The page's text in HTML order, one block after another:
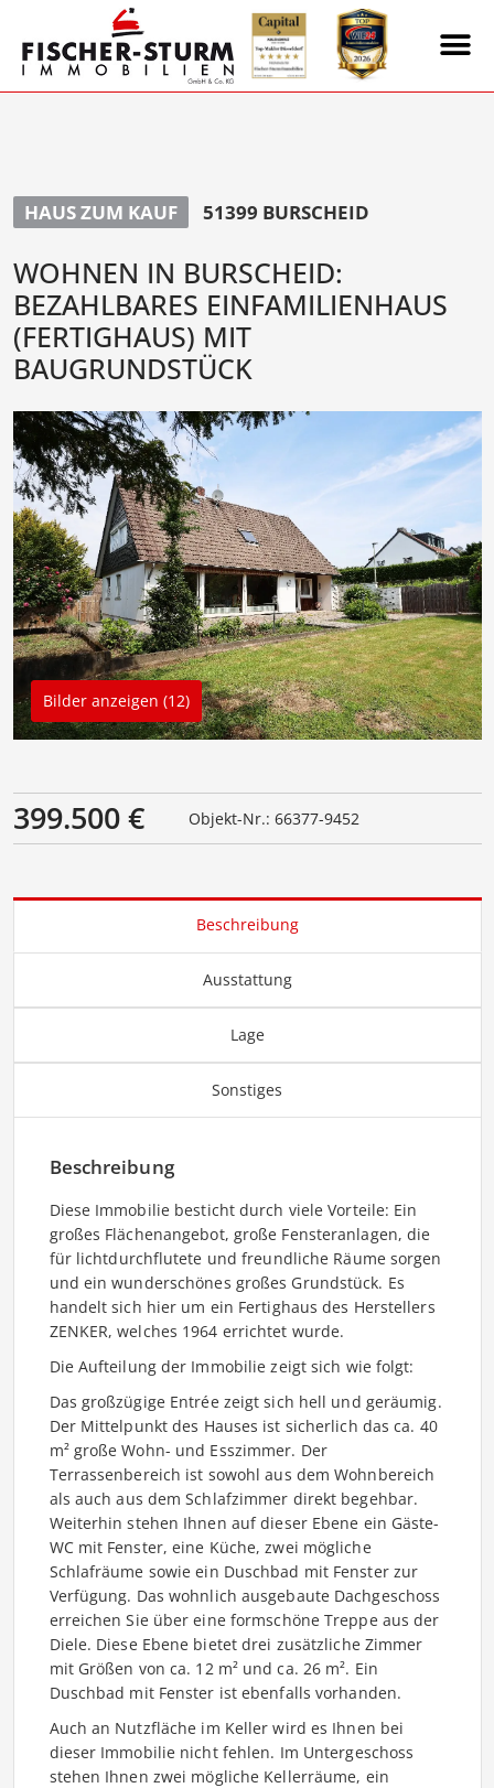
HAUS ZUM KAUF 51399 BURSCHEID
WOHNEN IN BURSCHEID:
BEZAHLBARES EINFAMILIENHAUS
(FERTIGHAUS) MIT
BAUGRUNDSTÜCK
Bilder anzeigen (12)
399.500 € Objekt-Nr.: 66377-9452
Beschreibung
Ausstattung
Lage
Sonstiges
Beschreibung
Diese Immobilie besticht durch viele Vorteile: Ein
großes Flächenangebot, große Fensteranlagen, die
für lichtdurchflutete und freundliche Räume sorgen
und ein wunderschönes großes Grundstück. Es
handelt sich hier um ein Fertighaus des Herstellers
ZENKER, welches 1964 errichtet wurde.
Die Aufteilung der Immobilie zeigt sich wie folgt:
Das großzügige Entrée zeigt sich hell und geräumig.
Der Mittelpunkt des Hauses ist sicherlich das ca. 40
m² große Wohn- und Esszimmer. Der
Terrassenbereich ist sowohl aus dem Wohnbereich
als auch aus dem Schlafzimmer direkt begehbar.
Weiterhin stehen Ihnen auf dieser Ebene ein Gäste-
WC mit Fenster, eine Küche, zwei mögliche
Schlafräume sowie ein Duschbad mit Fenster zur
Verfügung. Das wohnlich ausgebaute Dachgeschoss
erreichen Sie über eine formschöne Treppe aus der
Diele. Diese Ebene bietet drei zusätzliche Zimmer
mit Größen von ca. 12 m² und ca. 26 m². Ein
Duschbad mit Fenster ist ebenfalls vorhanden.
Auch an Nutzfläche im Keller wird es Ihnen bei
dieser Immobilie nicht fehlen. Im Untergeschoss
stehen Ihnen zwei mögliche Kellerräume, ein